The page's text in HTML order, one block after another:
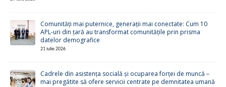
Comunități mai puternice, generații mai conectate: Cum 10
APL-uri din țară au transformat comunitățile prin prisma
datelor demografice
21 iulie 2026
Cadrele din asistența socială și ocuparea forței de muncă –
mai pregătite să ofere servicii centrate pe demnitatea umană